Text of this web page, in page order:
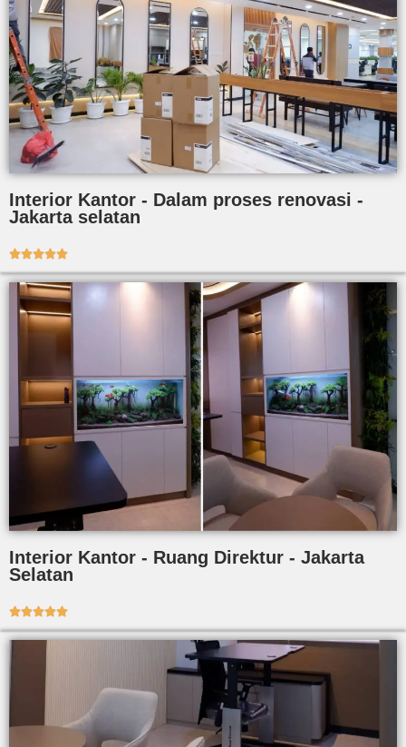
Interior Kantor - Dalam proses renovasi -
Jakarta selatan

Interior Kantor - Ruang Direktur - Jakarta
Selatan
